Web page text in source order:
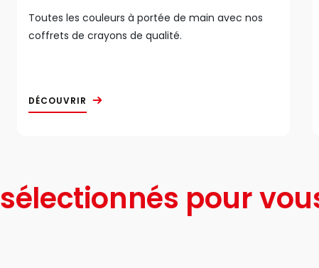
Toutes les couleurs à portée de main avec nos
coffrets de crayons de qualité.
DÉCOUVRIR
sélectionnés pour